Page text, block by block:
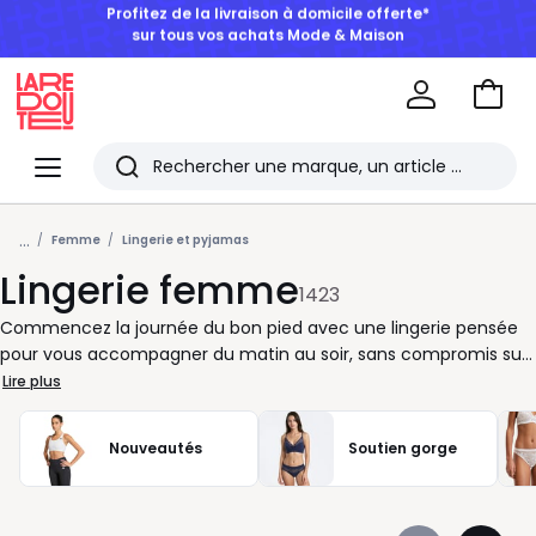
BONS PLANS | Jusqu'à -50% dès 2 articles*
Menu
Redoute
Rechercher
Les
derniers
articles
consultés
Aller
... Femme Lingerie et pyjamas
Lingerie femme1423
Commencez la journée du bon pied avec une lingerie pensée
pour vous accompagner du matin au soir, sans compromis sur
le confort. Chez La Redoute, chaque pièce est choisie pour
s’adapter à votre rythme, à vos envies et à votre silhouette.
Que vous préfériez la discrétion d’un soutien-gorge en
microfibre, la finesse d’un tulle délicat ou la douceur d’un coton
bien coupé, notre collection vous offre un large choix de
Lire plus
Nouveautés Soutien gorge